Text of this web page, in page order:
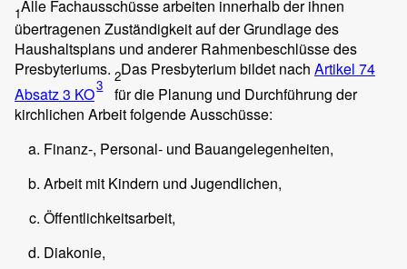
1Alle Fachausschüsse arbeiten innerhalb der ihnen
übertragenen Zuständigkeit auf der Grundlage des
Haushaltsplans und anderer Rahmenbeschlüsse des
Presbyteriums. 2Das Presbyterium bildet nach Artikel 74
Absatz 3 KO3
für die Planung und Durchführung der
kirchlichen Arbeit folgende Ausschüsse:
Finanz-, Personal- und Bauangelegenheiten,
Arbeit mit Kindern und Jugendlichen,
Öffentlichkeitsarbeit,
Diakonie,